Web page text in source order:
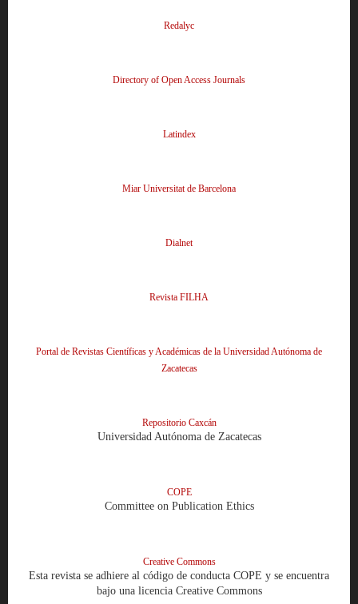
Redalyc
Directory of Open Access Journals
Latindex
Miar Universitat de Barcelona
Dialnet
Revista FILHA
Portal de Revistas Científicas y Académicas de la Universidad Autónoma de
Zacatecas
Repositorio Caxcán
Universidad Autónoma de Zacatecas
COPE
Committee on Publication Ethics
Creative Commons
Esta revista se adhiere al código de conducta COPE y se encuentra
bajo una licencia Creative Commons